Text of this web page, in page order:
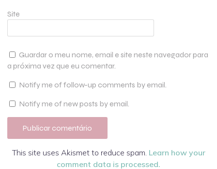
Site
Guardar o meu nome, email e site neste navegador para
a próxima vez que eu comentar.
Notify me of follow-up comments by email.
Notify me of new posts by email.
This site uses Akismet to reduce spam. Learn how your
comment data is processed.